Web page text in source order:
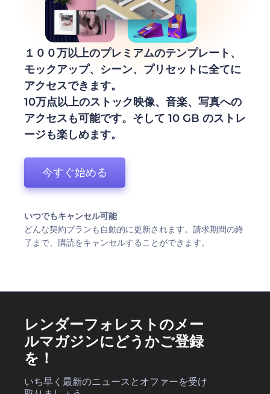
１００万以上のプレミアムのテンプレート、
モックアップ、シーン、プリセットに全てに
アクセスできます。
10万点以上のストック映像、音楽、写真への
アクセスも可能です。そして 10 GB のストレ
ージも楽しめます。
今すぐ始める
いつでもキャンセル可能
どんな契約プランも自動的に更新されます。請求期間の終
了まで、購読をキャンセルすることができます。
レンダーフォレストのメー
ルマガジンにどうかご登録
を！
いち早く最新のニュースとオファーを受け